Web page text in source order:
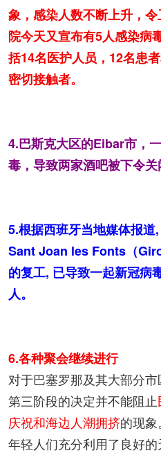
象，感染人数不断上升，
院今天又宣布有5人感染病
括14名医护人员，12名患
密切接触者。
4.巴斯克大区的Eibar市，
毒，导致两家酒吧被下令关
5.根据西班牙当地媒体报
Sant Joan les Fonts（
的复工, 已导致一起新冠病
人。
6.各种聚会继续进行
对于巴塞罗那及其大部分
第三阶段的决定并不能阻止
庆祝和海边人潮拥挤的现象。
年轻人们充分利用了良好